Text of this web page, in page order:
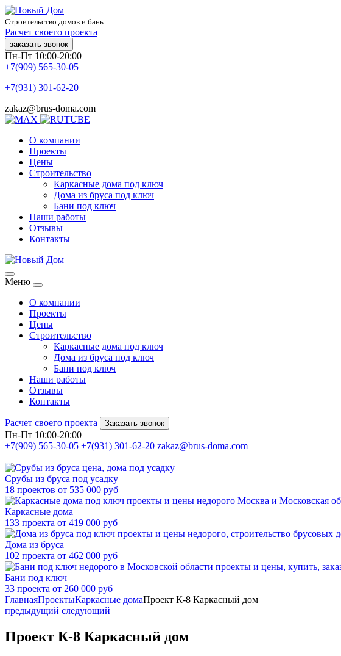
Строительство домов и бань
Расчет своего проекта
заказать звонок
Пн-Пт 10:00-20:00
+7(909) 565-30-05
+7(931) 301-62-20
zakaz@brus-doma.com
О компании
Проекты
Цены
Строительство
Каркасные дома под ключ
Дома из бруса под ключ
Бани под ключ
Наши работы
Отзывы
Контакты
Меню
О компании
Проекты
Цены
Строительство
Каркасные дома под ключ
Дома из бруса под ключ
Бани под ключ
Наши работы
Отзывы
Контакты
Расчет своего проекта Заказать звонок
Пн-Пт 10:00-20:00
+7(909) 565-30-05 +7(931) 301-62-20 zakaz@brus-doma.com
Срубы из бруса под усадку
18 проектов от 535 000 руб
Каркасные дома
133 проекта от 419 000 руб
Дома из бруса
102 проекта от 462 000 руб
Бани под ключ
33 проекта от 260 000 руб
ГлавнаяПроектыКаркасные домаПроект К-8 Каркасный дом
предыдущий следующий
Проект К-8 Каркасный дом